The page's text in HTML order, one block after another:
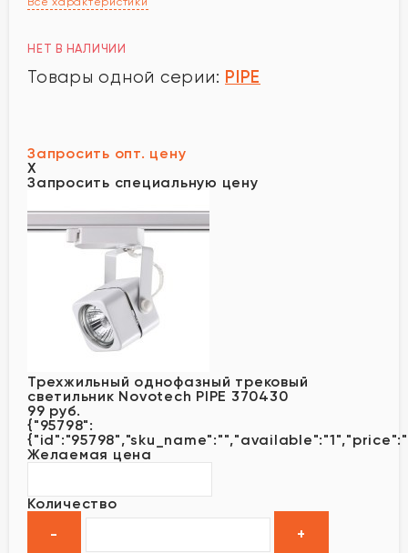
НЕТ В НАЛИЧИИ
Товары одной серии: PIPE
Запросить опт. цену
X
Запросить специальную цену
Трехжильный однофазный трековый
светильник Novotech PIPE 370430
99 руб.
{"95798":
Желаемая цена
Количество